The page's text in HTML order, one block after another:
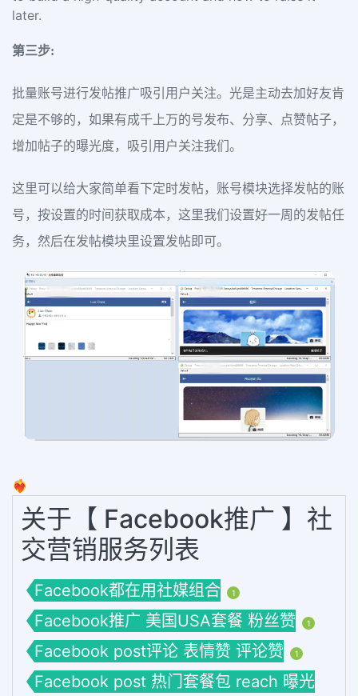
later.
第三步:
批量账号进行发帖推广吸引用户关注。光是主动去加好友肯
定是不够的，如果有成千上万的号发布、分享、点赞帖子，
增加帖子的曝光度，吸引用户关注我们。
这里可以给大家简单看下定时发帖，账号模块选择发帖的账
号，按设置的时间获取成本，这里我们设置好一周的发帖任
务，然后在发帖模块里设置发帖即可。
❤️‍🔥
关于【 Facebook推广 】社
交营销服务列表
Facebook都在用社媒组合 1
Facebook推广 美国USA套餐 粉丝赞 1
Facebook post评论 表情赞 评论赞 1
Facebook post 热门套餐包 reach 曝光